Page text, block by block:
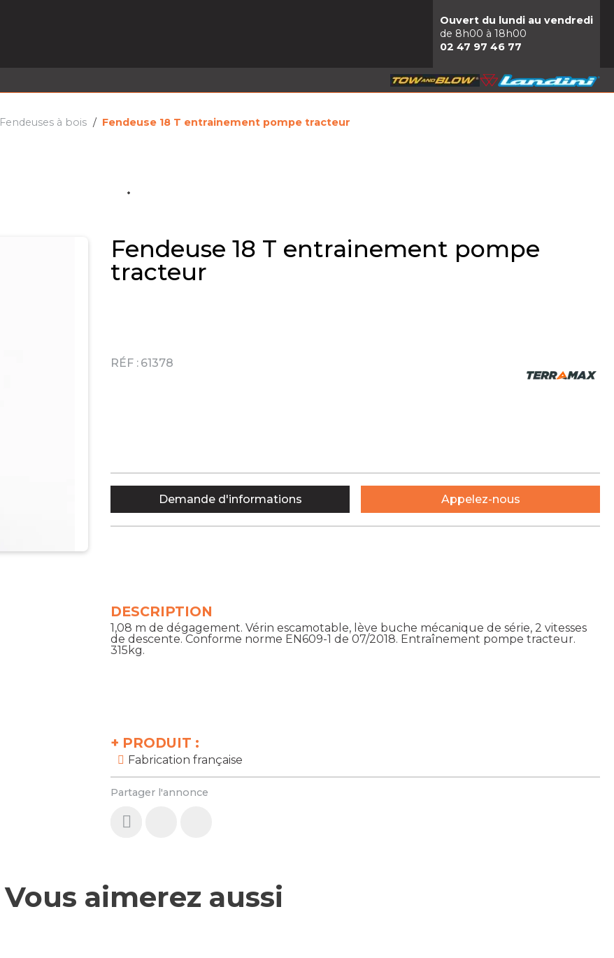
Ouvert du lundi au vendredi
de 8h00 à 18h00
02 47 97 46 77
Fendeuses à bois Fendeuse 18 T entrainement pompe tracteur
Fendeuse 18 T entrainement pompe
tracteur
RÉF : 61378
+ PRODUIT :
Fabrication française
Partager l'annonce
DESCRIPTION
1,08 m de dégagement. Vérin escamotable, lève buche mécanique de série, 2 vitesses
de descente. Conforme norme EN609-1 de 07/2018. Entraînement pompe tracteur.
315kg.
Demande d'informations Appelez-nous
Vous aimerez aussi